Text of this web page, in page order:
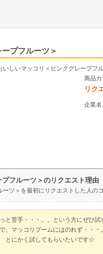
プフルーツ＞
いしいマッコリ＜ピンクグレープフ
商品
リク
企業
フルーツ＞のリクエスト理由
ツ＞を最初にリクエストした人の
と苦手・・・。。という方にぜひ
、マッコリブームにはのれず・・
とにかく試してもらいたいです☆